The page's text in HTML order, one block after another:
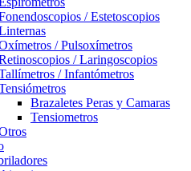
/ Estetoscopios
/ Pulsoxímetros
/ Laringoscopios
/ Infantómetros
Brazaletes Peras y Camaras
Tensiometros